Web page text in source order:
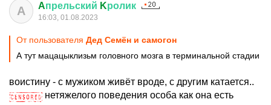
A Aпрельский Kролик
16:03, 01.08.2023
От пользователя Дед Семён и самогон
А тут мацацыклизьм головного мозга в терминальной стадии
воистину - с мужиком живёт вроде, с другим катается..
нетяжелого поведения особа как она есть